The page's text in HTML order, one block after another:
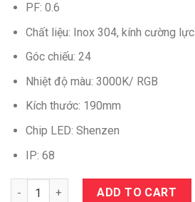
PF: 0.6
Chất liệu: Inox 304, kính cường lực
Góc chiếu: 24
Nhiệt độ màu: 3000K/ RGB
Kích thước: 190mm
Chip LED: Shenzen
IP: 68
Quantity ADD TO CART